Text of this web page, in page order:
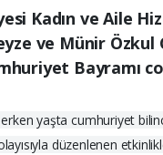
Kadın ve Aile
ve Münir
Bayramı
yaşta cumhuriyet
düzenlenen